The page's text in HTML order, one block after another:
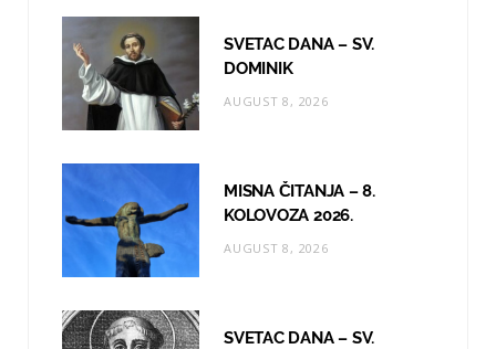
r
a
SVETAC DANA – SV.
DOMINIK
AUGUST 8, 2026
MISNA ČITANJA – 8.
KOLOVOZA 2026.
AUGUST 8, 2026
SVETAC DANA – SV.